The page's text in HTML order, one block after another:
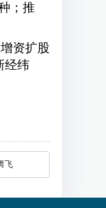
；推
资扩股
经纬
飞